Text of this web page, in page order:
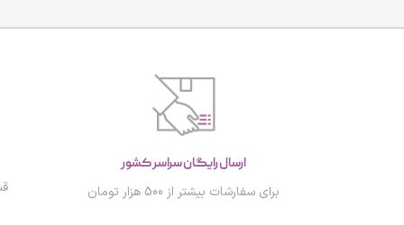
ارسال رایگان سراسر کشور
برای سفارشات بیشتر از 500 هزار تومان